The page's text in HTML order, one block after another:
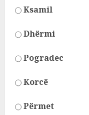
Ksamil
Dhërmi
Pogradec
Korcë
Përmet